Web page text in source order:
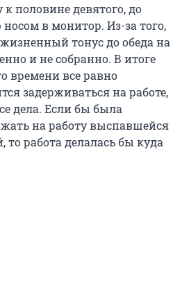
половине девятого, до
в монитор. Из-за того,
тонус до обеда на
и не собранно. В итоге
времени все равно
задерживаться на работе,
дела. Если бы была
на работу выспавшейся
то работа делалась бы куда